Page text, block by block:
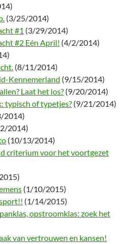
(3/25/2014)
#1 (3/29/2014)
#2 Eén April! (4/2/2014)
(8/11/2014)
Kennemerland (9/15/2014)
Laat het los? (9/20/2014)
typisch of typetjes? (9/21/2014)
2014)
2014)
(10/13/2014)
criterium voor het voortgezet
(1/10/2015)
(1/14/2015)
opstroomklas: zoek het
van vertrouwen en kansen!